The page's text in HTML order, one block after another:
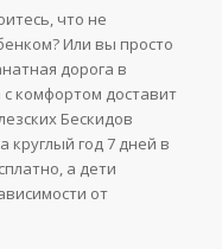
что не
Или вы просто
дорога в
комфортом доставит
Бескидов
круглый год 7 дней в
а дети
от